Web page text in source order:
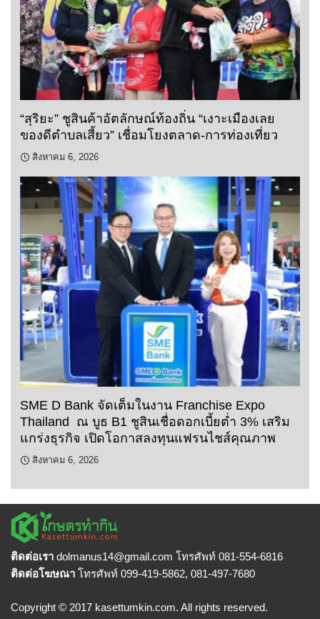
“สุริยะ” ชูสินค้าอัตลักษณ์ท้องถิ่น “เงาะเมืองเลย
ของดีตำบลเสี้ยว” เชื่อมโยงตลาด-การท่องเที่ยว
สิงหาคม 6, 2026
SME D Bank จัดเต็มในงาน Franchise Expo
Thailand ณ บูธ B1 ชูสินเชื่อดอกเบี้ยต่ำ 3% เสริม
แกร่งธุรกิจ เปิดโอกาสลงทุนแฟรนไชส์คุณภาพ
สิงหาคม 6, 2026
ติดต่อเรา dolmanus14@gmail.com โทรศัพท์ 081-554-6816
ติดต่อโฆษณา โทรศัพท์ 099-419-5862, 081-497-7680
Copyright © 2017 kasettumkin.com. All rights reserved.